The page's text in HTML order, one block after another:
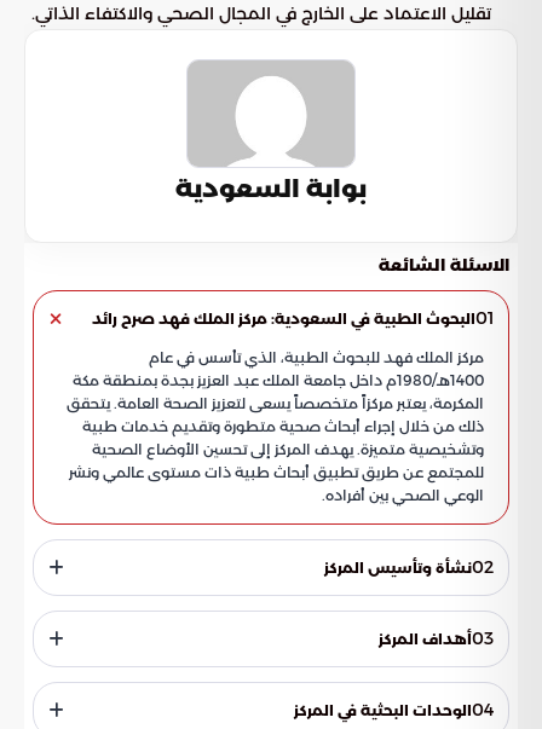
تقليل الاعتماد على الخارج في المجال الصحي والاكتفاء الذاتي.
بوابة السعودية
الاسئلة الشائعة
01البحوث الطبية في السعودية: مركز الملك فهد صرح رائد
مركز الملك فهد للبحوث الطبية، الذي تأسس في عام
1400هـ/1980م داخل جامعة الملك عبد العزيز بجدة بمنطقة مكة
المكرمة، يعتبر مركزاً متخصصاً يسعى لتعزيز الصحة العامة. يتحقق
ذلك من خلال إجراء أبحاث صحية متطورة وتقديم خدمات طبية
وتشخيصية متميزة. يهدف المركز إلى تحسين الأوضاع الصحية
للمجتمع عن طريق تطبيق أبحاث طبية ذات مستوى عالمي ونشر
الوعي الصحي بين أفراده.
02نشأة وتأسيس المركز
جامعة الملك عبد العزيز بجدة تعتبر أول جامعة سعودية أنشأت
مركزاً متخصصاً في البحوث الطبية. تأسس مركز الملك فهد للبحوث
بالجامعة. في إطار خطط التوسع، خصصت الجامعة مباني محددة
للمركز ضمن مشروع المركز الطبي، ووفرت أحدث الوسائل العلمية
03أهداف المركز
يهدف مركز الملك فهد للبحوث الطبية إلى تحقيق الأمن الصحي
الوطني والاكتفاء الذاتي من خلال تقليل الأعباء الصحية
والاقتصادية التي تثقل كاهل المجتمع. كما يهدف إلى وضع
04الوحدات البحثية في المركز